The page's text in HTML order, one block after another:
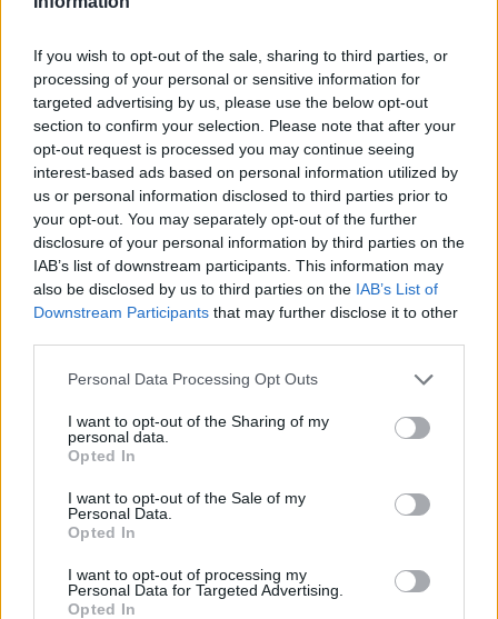
If you wish to opt-out of the sale, sharing to third parties, or
processing of your personal or sensitive information for
targeted advertising by us, please use the below opt-out
section to confirm your selection. Please note that after your
opt-out request is processed you may continue seeing
interest-based ads based on personal information utilized by
us or personal information disclosed to third parties prior to
your opt-out. You may separately opt-out of the further
disclosure of your personal information by third parties on the
IAB’s list of downstream participants. This information may
also be disclosed by us to third parties on the IAB’s List of
Downstream Participants that may further disclose it to other
Please note that this website/app uses one or more Google
not limited to your visit or usage behaviour. You may click to
grant or deny consent to Google and its third-party tags to
use your data for below specified purposes in below Google
consent section.
Personal Data Processing Opt Outs
I want to opt-out of the Sharing of my
personal data.
Opted In
I want to opt-out of the Sale of my
Personal Data.
Opted In
I want to opt-out of processing my
Personal Data for Targeted Advertising.
Opted In
daGoogle News
Condividi l'articolo
F
a
ce
b
o
o
T
w
it
te
r
Pi
n
te
re
st
W
h
at
s
A
p
p
S
h
a
re
Articolo precedente
Prossimo articolo
NOTIZIE RECENTI
Auto prende fuoco sulla strada statale 125 a
danni ingenti